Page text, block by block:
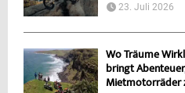
23. Juli 2026
Wo Träume
bringt
Mietmotorräder